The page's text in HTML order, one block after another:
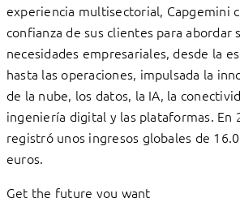
experiencia multisectorial, Capgemini
confianza de sus clientes para abordar
necesidades empresariales, desde la
hasta las operaciones, impulsada la
de la nube, los datos, la IA, la
ingeniería digital y las plataformas. En
registró unos ingresos globales de
euros.
Get the future you want